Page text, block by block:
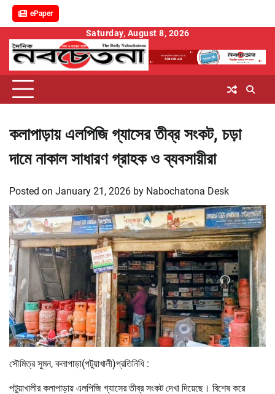
ePaper
content
Saturday, August 8, 2026
কলাপাড়ায় এলপিজি গ্যাসের তীব্র সংকট, চড়া
দামে নাকাল সাধারণ গ্রাহক ও ব্যবসায়ীরা
Posted on January 21, 2026 by Nabochatona Desk
সৌমিত্র সুমন, কলাপাড়া(পটুয়াখালী)প্রতিনিধি :
পটুয়াখালীর কলাপাড়ায় এলপিজি গ্যাসের তীব্র সংকট দেখা দিয়েছে। বিশেষ করে